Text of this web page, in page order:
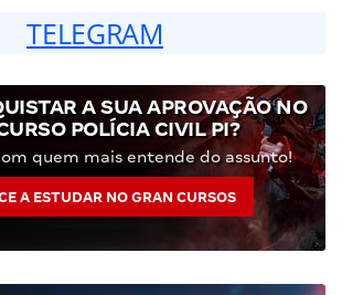
TELEGRAM
A SUA APROVAÇÃO NO
POLÍCIA CIVIL PI?
quem mais entende do assunto!
A ESTUDAR NO GRAN CURSOS